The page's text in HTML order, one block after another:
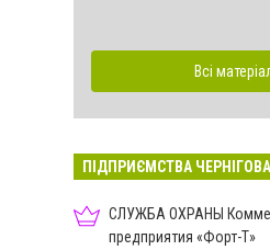
Всі
ПІДПРИЄМСТВА ЧЕРНІГОВА
СЛУЖБА ОХРАНЫ
предприятия «Форт-Т»